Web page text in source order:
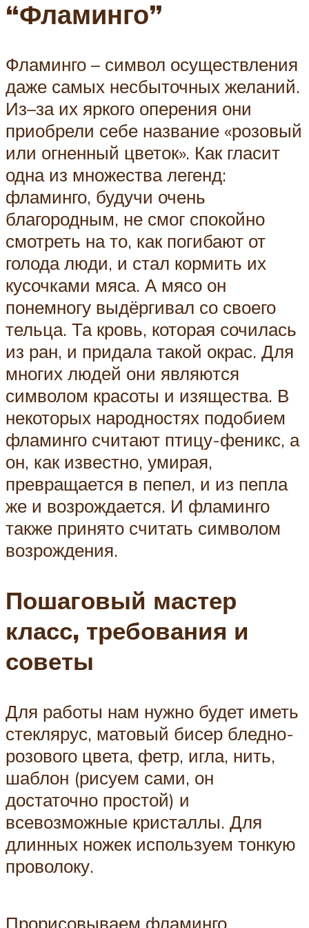
“Фламинго”
Фламинго – символ осуществления
даже самых несбыточных желаний.
Из–за их яркого оперения они
приобрели себе название «розовый
или огненный цветок». Как гласит
одна из множества легенд:
фламинго, будучи очень
благородным, не смог спокойно
смотреть на то, как погибают от
голода люди, и стал кормить их
кусочками мяса. А мясо он
понемногу выдёргивал со своего
тельца. Та кровь, которая сочилась
из ран, и придала такой окрас. Для
многих людей они являются
символом красоты и изящества. В
некоторых народностях подобием
фламинго считают птицу-феникс, а
он, как известно, умирая,
превращается в пепел, и из пепла
же и возрождается. И фламинго
также принято считать символом
возрождения.
Пошаговый мастер
класс, требования и
советы
Для работы нам нужно будет иметь
стеклярус, матовый бисер бледно-
розового цвета, фетр, игла, нить,
шаблон (рисуем сами, он
достаточно простой) и
всевозможные кристаллы. Для
длинных ножек используем тонкую
проволоку.
Прорисовываем фламинго.